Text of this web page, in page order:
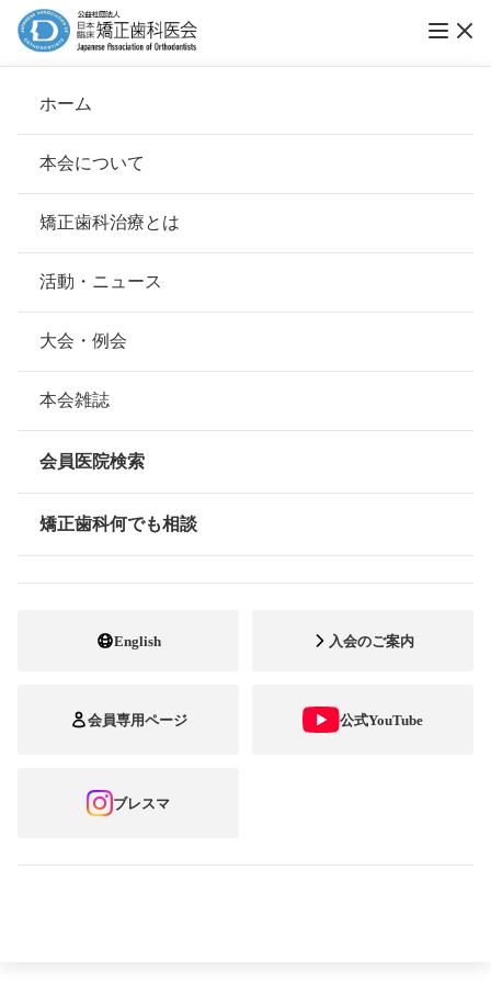
ホーム
本会について
会長挨拶
基本理念
組織について
本会の歴史
情報公開
矯正歯科治療とは
安心して治療を受けていただくための「6つの指針」
安心できる矯正歯科治療契約のための「7つの提言」
矯正歯科治療について
活動・ニュース
大会・例会
本会雑誌
会員医院検索
矯正歯科何でも相談
English 入会のご案内
会員専用ページ 公式YouTube
ブレスマ
ホーム 矯正歯科治療とは
2．歯が動くって本当？～歯が動くメカニズム
3．不正咬合の種類と治療法
4．治療のすすめ方